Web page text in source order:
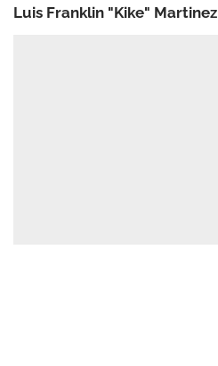
Luis Franklin "Kike" Martinez